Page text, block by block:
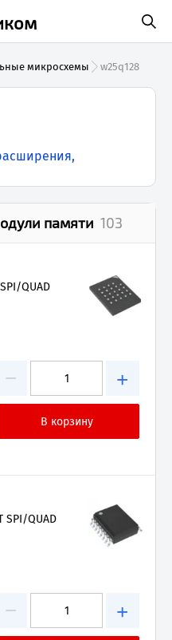
микросхемы w25q128
памяти 103
QUAD
− +
SPI/QUAD
− +